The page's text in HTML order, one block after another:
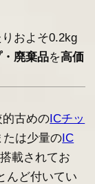
およそ0.2kg
廃棄品を高価
古めのICチッ
たは少量のIC
載されてお
んど付いてい